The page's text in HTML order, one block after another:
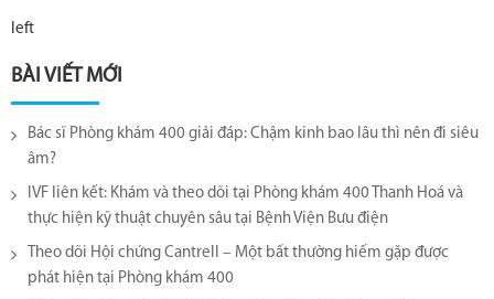
left
BÀI VIẾT MỚI
Bác sĩ Phòng khám 400 giải đáp: Chậm kinh bao lâu thì nên đi siêu
âm?
IVF liên kết: Khám và theo dõi tại Phòng khám 400 Thanh Hoá và
thực hiện kỹ thuật chuyên sâu tại Bệnh Viện Bưu điện
Theo dõi Hội chứng Cantrell – Một bất thường hiếm gặp được
phát hiện tại Phòng khám 400